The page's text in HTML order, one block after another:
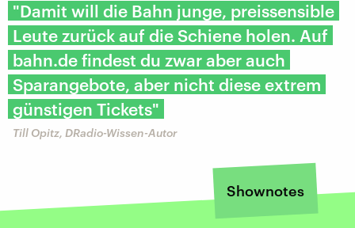
"Damit will die Bahn junge, preissensible
Leute zurück auf die Schiene holen. Auf
bahn.de findest du zwar aber auch
Sparangebote, aber nicht diese extrem
günstigen Tickets"
Till Opitz, DRadio-Wissen-Autor
Shownotes